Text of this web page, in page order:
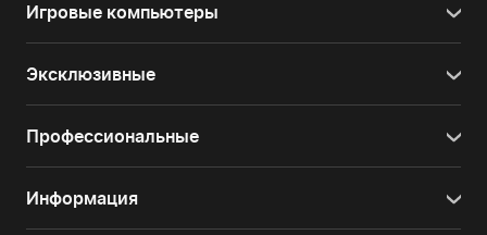
Игровые компьютеры
Эксклюзивные
Профессиональные
Информация